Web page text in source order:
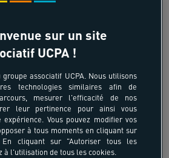
sur un site
UCPA !
associatif UCPA. Nous utilisons
technologies similaires afin de
mesurer l'efficacité de nos
leur pertinence pour ainsi vous
Vous pouvez modifier vos
à tous moments en cliquant sur
En cliquant sur "Autoriser tous les
à l'utilisation de tous les cookies.